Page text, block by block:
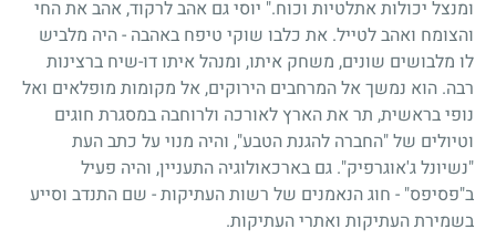
ומנצל יכולות אתלטיות וכוח." יוסי גם אהב לרקוד, אהב את החי
והצומח ואהב לטייל. את כלבו שוקי טיפח באהבה - היה מלביש
לו מלבושים שונים, משחק איתו, ומנהל איתו דו-שיח ברצינות
רבה. הוא נמשך אל המרחבים הירוקים, אל מקומות מופלאים ואל
נופי בראשית, תר את הארץ לאורכה ולרוחבה במסגרת חוגים
וטיולים של "החברה להגנת הטבע", והיה מנוי על כתב העת
"נשיונל ג'אוגרפיק". גם בארכאולוגיה התעניין, והיה פעיל
ב"פסיפס" - חוג הנאמנים של רשות העתיקות - שם התנדב וסייע
בשמירת העתיקות ואתרי העתיקות.